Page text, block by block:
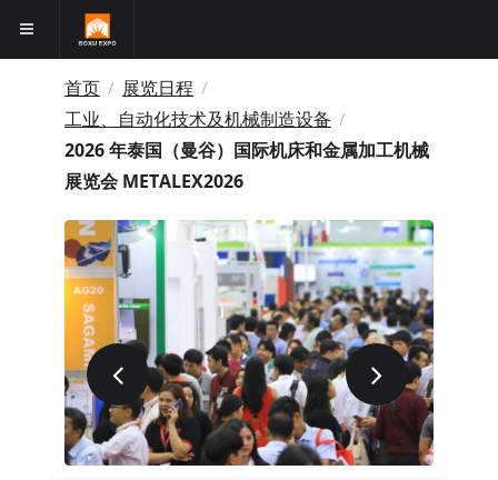
首页 / 展览日程 /
工业、自动化技术及机械制造设备 /
2026 年泰国（曼谷）国际机床和金属加工机械
展览会 METALEX2026